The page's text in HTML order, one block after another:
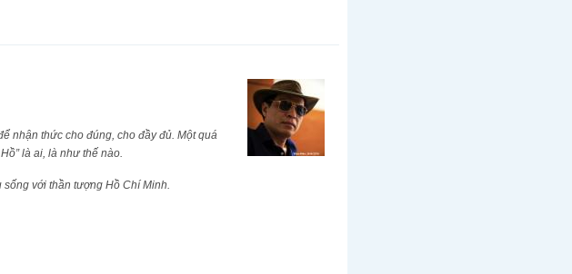
nhận thức cho đúng, cho đầy đủ. Một quá
là ai, là như thế nào.
với thần tượng Hồ Chí Minh.